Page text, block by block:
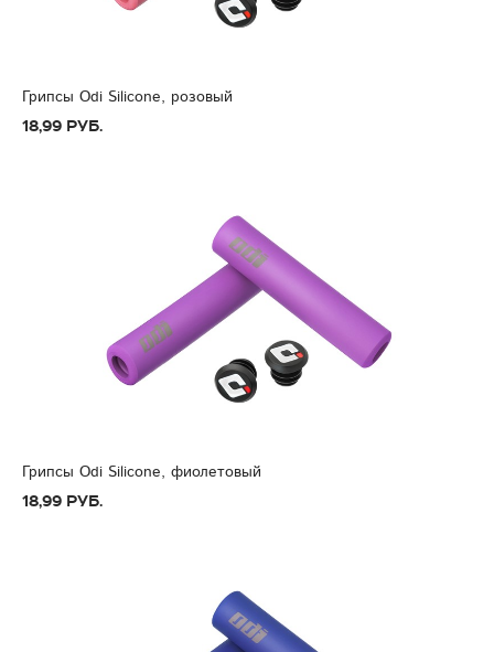
Грипсы Odi Silicone, розовый
18,99 руб.
Грипсы Odi Silicone, фиолетовый
18,99 руб.